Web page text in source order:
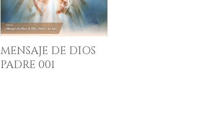
MENSAJE DE DIOS
PADRE 001